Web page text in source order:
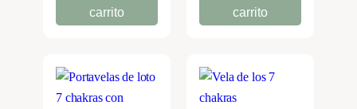
19,95 €.
carrito
carrito